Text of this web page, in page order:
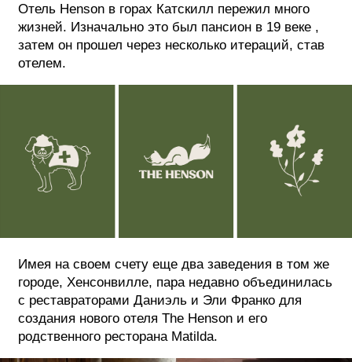
Отель Henson в горах Катскилл пережил много
жизней. Изначально это был пансион в 19 веке ,
затем он прошел через несколько итераций, став
отелем.
Имея на своем счету еще два заведения в том же
городе, Хенсонвилле, пара недавно объединилась
с реставраторами Даниэль и Эли Франко для
создания нового отеля The Henson и его
родственного ресторана Matilda.